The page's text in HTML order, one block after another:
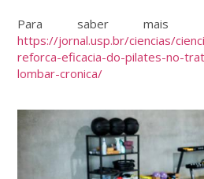
Para saber mais
https://jornal.usp.br/ciencias/
reforca-eficacia-do-pilates-no-
lombar-cronica/